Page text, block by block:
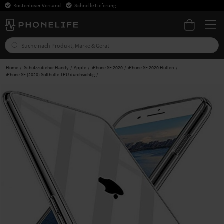
Kostenloser Versand Schnelle Lieferung
Home Schutzzubehör Handy Apple iPhone SE 2020
iPhone SE 2020 Hüllen
iPhone SE (2020) Softhülle TPU durchsichtig